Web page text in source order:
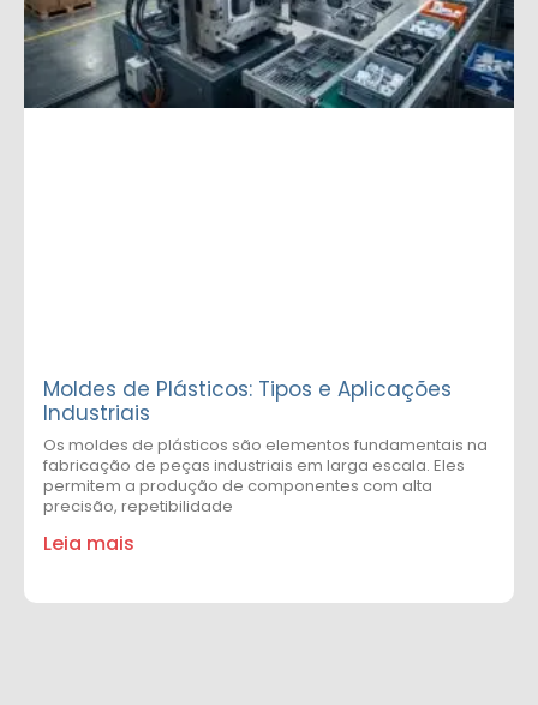
Moldes de Plásticos: Tipos e Aplicações
Industriais
Os moldes de plásticos são elementos fundamentais na
fabricação de peças industriais em larga escala. Eles
permitem a produção de componentes com alta
precisão, repetibilidade
Leia mais